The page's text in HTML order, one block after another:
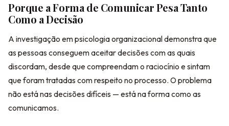
Porque a Forma de Comunicar Pesa Tanto
Como a Decisão
A investigação em psicologia organizacional demonstra que
as pessoas conseguem aceitar decisões com as quais
discordam, desde que compreendam o raciocínio e sintam
que foram tratadas com respeito no processo. O problema
não está nas decisões difíceis — está na forma como as
comunicamos.